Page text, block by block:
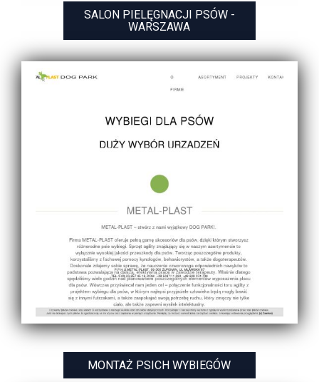
SALON PIELĘGNACJI PSÓW -
WARSZAWA
MONTAŻ PSICH WYBIEGÓW